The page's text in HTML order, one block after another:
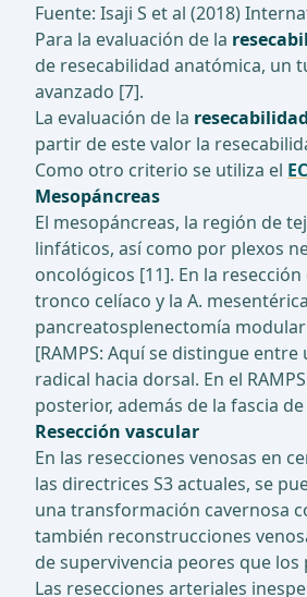
Fuente: Isaji S et al (2018)
Para la evaluación de la
de resecabilidad anatómica, un
avanzado [7].
La evaluación de la
partir de este valor la
Como otro criterio se utiliza el
Mesopáncreas
El mesopáncreas, la región de
linfáticos, así como por plexos
oncológicos [11]. En la
tronco celíaco y la A.
pancreatosplenectomía
[RAMPS: Aquí se distingue
radical hacia dorsal. En el
posterior, además de la fascia
Resección vascular
En las resecciones venosas en
las directrices S3 actuales, se
una transformación cavernosa
también reconstrucciones
de supervivencia peores que
Las resecciones arteriales